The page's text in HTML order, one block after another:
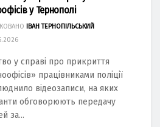
у Тернополі
ІВАН ТЕРНОПІЛЬСЬКИЙ
у справі про прикриття
працівниками поліції
відеозаписи, на яких
обговорюють передачу
за...